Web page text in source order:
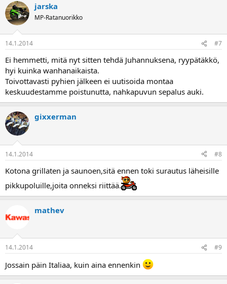
jarska
MP-Ratanuorikko
14.1.2014 #7
Ei hemmetti, mitä nyt sitten tehdä Juhannuksena, ryypätäkkö,
hyi kuinka wanhanaikaista.
Toivottavasti pyhien jälkeen ei uutisoida montaa
keskuudestamme poistunutta, nahkapuvun sepalus auki.
gixxerman
14.1.2014 #8
Kotona grillaten ja saunoen,sitä ennen toki surautus läheisille
pikkupoluille,joita onneksi riittää.
mathev
14.1.2014 #9
Jossain päin Italiaa, kuin aina ennenkin